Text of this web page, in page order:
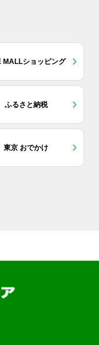
MALLショッピング
ふるさと納税
東京 おでかけ